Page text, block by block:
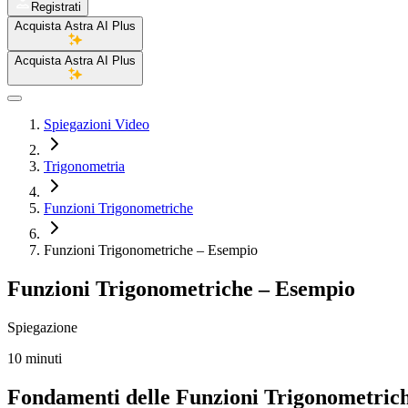
Registrati
Acquista Astra AI Plus
Acquista Astra AI Plus
Spiegazioni Video
Trigonometria
Funzioni Trigonometriche
Funzioni Trigonometriche – Esempio
Funzioni Trigonometriche – Esempio
Spiegazione
10 minuti
Fondamenti delle Funzioni